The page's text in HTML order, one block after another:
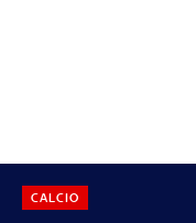
CALCIO